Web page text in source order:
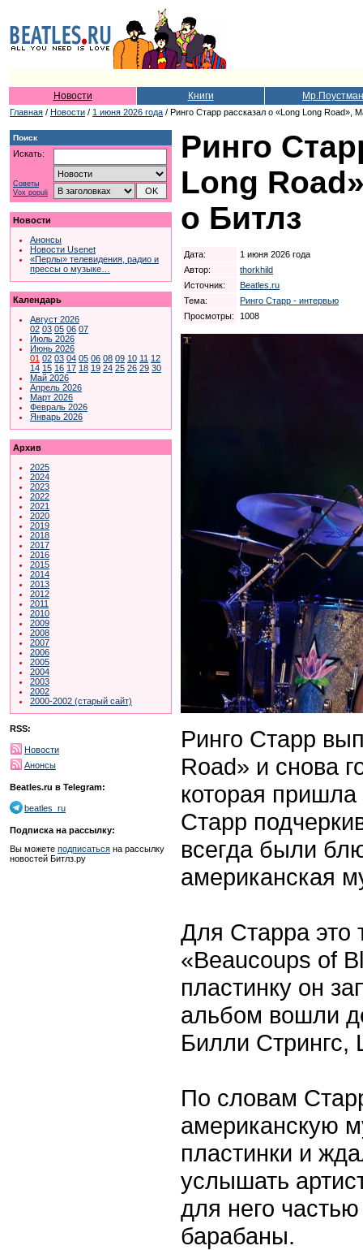
Новости Книги Мр.Поустман
Главная / Новости / 1 июня 2026 года / Ринго Старр рассказал о «Long Long Road»,
Поиск
Искать:
Советы
Vox populi
Новости
Анонсы
Новости Usenet
«Перлы» телевидения, радио и
прессы о музыке…
Календарь
Август 2026
02 03 05 06 07
Июль 2026
Июнь 2026
01 02 03 04 05 06 08 09 10 11 12
14 15 16 17 18 19 24 25 26 29 30
Май 2026
Апрель 2026
Март 2026
Февраль 2026
Январь 2026
Архив
2025
2024
2023
2022
2021
2020
2019
2018
2017
2016
2015
2014
2013
2012
2011
2010
2009
2008
2007
2006
2005
2004
2003
2002
2000-2002 (старый сайт)
RSS:
Новости
Анонсы
Beatles.ru в Telegram:
beatles_ru
Подписка на рассылку:
Вы можете подписаться на рассылку
новостей Битлз.ру
Ринго
Long
о Битлз
Дата:
1 июня 2026 года
Автор:
thorkhild
Источник:
Beatles.ru
Тема:
Ринго Старр - интервью
Просмотры:
1008
Ринго Старр
Road» и снова
которая
Старр
всегда были
американская
Для Старра это
«Beaucoups of
пластинку он
альбом вошли
Билли Стрингс,
По словам
американскую
пластинки и
услышать
для него
барабаны.